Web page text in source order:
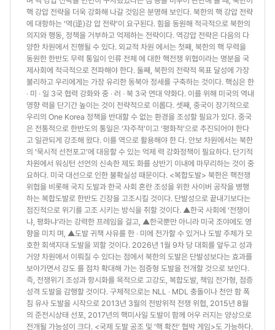
핵 강압 전략을 더욱 강화해 나갈 것임은 분명해 보인다. 북한의 핵 강압 전략
에 대항하는 ‘역(逆)강 압 전략’이 요구된다. 힘을 동원해 적극적으로 북한의
의지와 행동, 정책을 거부하고 억제하는 전략이다. 역강압 전략은 다음의 다
양한 차원에서 진행될 수 있다. 외교적 차원 에서는 첫째, 북한의 핵 무력을
동원한 한반도 무력 통일이 인류 전체 에 대한 핵전쟁 위협이라는 명분을 국
제사회에 적극적으로 전파해야 한다. 둘째, 북한의 전략적 목표 달성에 가장
불리하고 우리에게는 가장 유리한 동북아 정세를 구축하는 것이다. 핵심은 한
‧ 미 ‧ 일 3국 협력 강화와 중 ‧ 러 ‧ 북 3국 연대 약화다. 이를 위해 미국의 역내
영향 력을 단기간 높이는 것이 전략적으로 이롭다. 셋째, 중국이 장기적으로
우리의 One Korea 정책을 반대할 수 없는 환경을 조성할 필요가 있다. 중국
은 전통적으로 한반도의 통일은 ‘자주적’이고 ‘평화적’으로 추진되어야 한다
고 일관되게 강조해 왔다. 이를 역으로 활용해야 한 다. 안보 차원에서는 북한
의 ‘묵시적 선전포고’에 대응할 수 있는 억제 력 강화정책이 필요하다. 단기적
차원에서 워싱턴 선언의 신속한 제도 화를 상반기 이내에 마무리하는 것이 중
요하다. 미국 대선으로 인한 불확실성 때문이다. <복합도발> 북한은 핵전쟁
위협을 비롯해 국지 도발과 한국 사회 혼란 조성을 위한 사이버 공작을 병행
하는 복합도발로 한반도 긴장을 고조시킬 것이다. 단발성으로 끝내기보다는
점진적으로 위기를 고조 시키는 방식을 취할 것이다. ▲한국 사회에 ‘전쟁이
냐, 평화냐’라는 강력한 프레임을 걸고, ▲한국뿐만 아니라 미국 조야에도 영
향을 미치 며, ▲도발 귀책 사유를 한 ‧ 미에 전가할 수 있거나 도발 주체가 모
호한 회색지대 도발을 꾀할 것이다. 2026년 1월 9차 당 대회를 앞두고 성과
거양 차원에서 이뤄질 수 있다는 점에서 북한의 도발은 단발성보다는 효과를
보아가면서 강도 를 점차 확대해 가는 점증형 도발을 전개할 것으로 보인다.
즉, 전쟁위기 조성과 항시화를 목적으로 고강도, 복합도발, 책임 전가형, 점증
성격 도발을 감행할 것이다. 구체적으로는 NLL ‧ MDL 충돌이나 천안 함 폭
침 유사 도발을 시작으로 2013년 3월의 전방위적 전쟁 위협, 2015년 8월
의 준전시상태 선포, 2017년의 핵미사일 도발이 함께 어우 러지는 양상으로
전개될 가능성이 크다. <국제 도발 공조 및 ‘핵 확전’ 협박 게임>도 가능하다.